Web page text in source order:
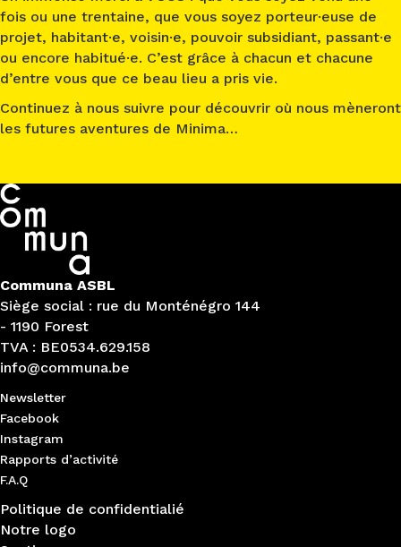
fois ou une trentaine, que vous soyez porteur·euse de
projet, habitant·e, voisin·e, pouvoir subsidiant, passant·e
ou encore habitué·e. C’est grâce à chacun et chacune
d’entre vous que ce beau lieu a pris vie.
Continuez à nous suivre pour découvrir où nous mèneront
les futures aventures de Minima…
Communa ASBL
Siège social : rue du Monténégro 144
- 1190 Forest
TVA : BE0534.629.158
info@communa.be
Newsletter
Facebook
Instagram
Rapports d’activité
F.A.Q
Politique de confidentialié
Notre logo